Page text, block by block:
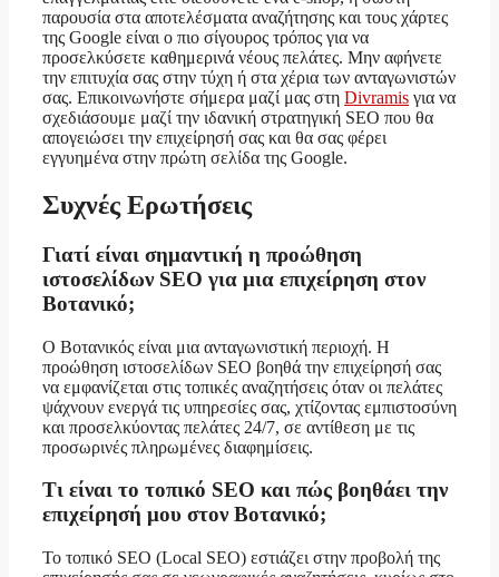
παρουσία στα αποτελέσματα αναζήτησης και τους χάρτες
της Google είναι ο πιο σίγουρος τρόπος για να
προσελκύσετε καθημερινά νέους πελάτες. Μην αφήνετε
την επιτυχία σας στην τύχη ή στα χέρια των ανταγωνιστών
σας. Επικοινωνήστε σήμερα μαζί μας στη Divramis για να
σχεδιάσουμε μαζί την ιδανική στρατηγική SEO που θα
απογειώσει την επιχείρησή σας και θα σας φέρει
εγγυημένα στην πρώτη σελίδα της Google.
Συχνές Ερωτήσεις
Γιατί είναι σημαντική η προώθηση
ιστοσελίδων SEO για μια επιχείρηση στον
Βοτανικό;
Ο Βοτανικός είναι μια ανταγωνιστική περιοχή. Η
προώθηση ιστοσελίδων SEO βοηθά την επιχείρησή σας
να εμφανίζεται στις τοπικές αναζητήσεις όταν οι πελάτες
ψάχνουν ενεργά τις υπηρεσίες σας, χτίζοντας εμπιστοσύνη
και προσελκύοντας πελάτες 24/7, σε αντίθεση με τις
προσωρινές πληρωμένες διαφημίσεις.
Τι είναι το τοπικό SEO και πώς βοηθάει την
επιχείρησή μου στον Βοτανικό;
Το τοπικό SEO (Local SEO) εστιάζει στην προβολή της